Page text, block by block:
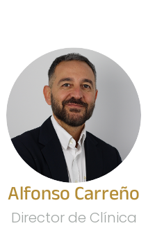
Alfonso Carreño
Director de Clínica